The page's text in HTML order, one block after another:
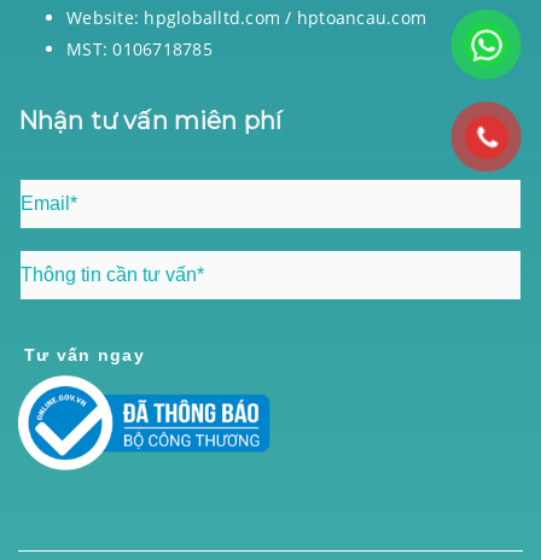
Website: hpgloballtd.com / hptoancau.com
MST: 0106718785
Nhận tư vấn miên phí
Tư vấn ngay